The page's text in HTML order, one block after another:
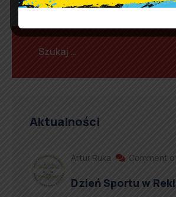
Aktualności
Artur Ruka Comment
Dzień Sportu w